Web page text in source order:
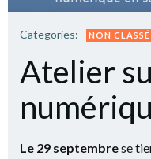
Categories: NON CLASSÉ
Atelier
Le 29 septembrese